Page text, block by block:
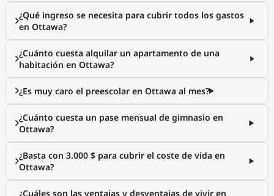
¿Qué ingreso se necesita para cubrir todos los gastos
en Ottawa?
¿Cuánto cuesta alquilar un apartamento de una
habitación en Ottawa?
¿Es muy caro el preescolar en Ottawa al mes?
¿Cuánto cuesta un pase mensual de gimnasio en
Ottawa?
¿Basta con 3.000 $ para cubrir el coste de vida en
Ottawa?
¿Cuáles son las ventajas y desventajas de vivir en